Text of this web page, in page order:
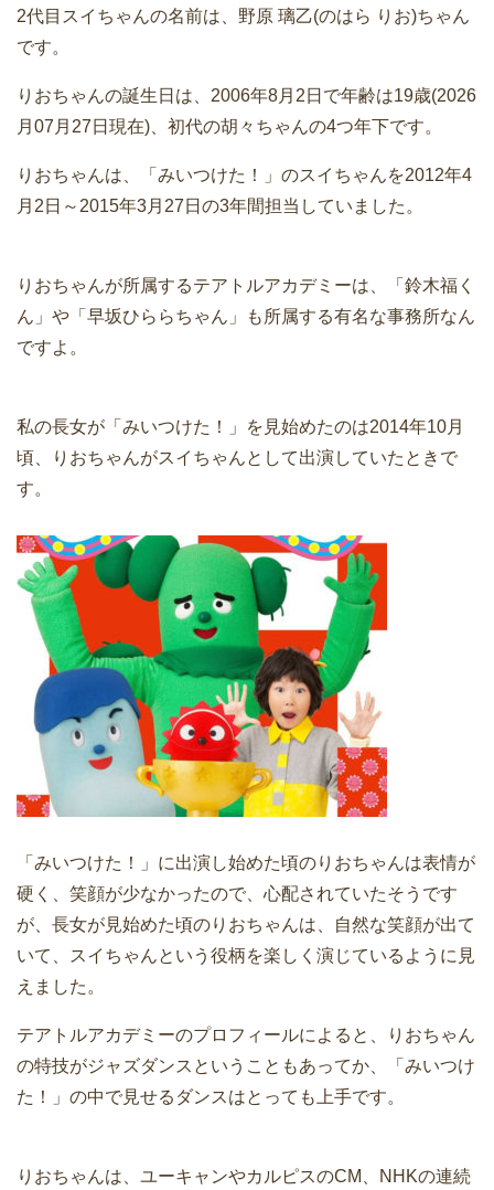
2代目スイちゃんの名前は、野原 璃乙(のはら りお)ちゃん
です。
りおちゃんの誕生日は、2006年8月2日で年齢は19歳(2026
月07月27日現在)、初代の胡々ちゃんの4つ年下です。
りおちゃんは、「みいつけた！」のスイちゃんを2012年4
月2日～2015年3月27日の3年間担当していました。
りおちゃんが所属するテアトルアカデミーは、「鈴木福く
ん」や「早坂ひららちゃん」も所属する有名な事務所なん
ですよ。
私の長女が「みいつけた！」を見始めたのは2014年10月
頃、りおちゃんがスイちゃんとして出演していたときで
す。
「みいつけた！」に出演し始めた頃のりおちゃんは表情が
硬く、笑顔が少なかったので、心配されていたそうです
が、長女が見始めた頃のりおちゃんは、自然な笑顔が出て
いて、スイちゃんという役柄を楽しく演じているように見
えました。
テアトルアカデミーのプロフィールによると、りおちゃん
の特技がジャズダンスということもあってか、「みいつけ
た！」の中で見せるダンスはとっても上手です。
りおちゃんは、ユーキャンやカルピスのCM、NHKの連続